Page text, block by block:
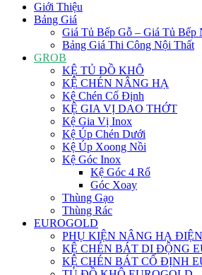
Giới Thiệu
Bảng Giá
Giá Tủ Bếp Gỗ – Giá Tủ Bếp
Bảng Giá Thi Công Nội Thất
GROB
KỆ TỦ ĐỒ KHÔ
KỆ CHÉN NÂNG HẠ
Kệ Chén Cố Định
KỆ GIA VỊ DAO THỚT
Kệ Gia Vị Inox
Kệ Úp Chén Dưới
Kệ Úp Xoong Nồi
Kệ Góc Inox
Kệ Góc 4 Rổ
Góc Xoay
Thùng Gạo
Thùng Rác
EUROGOLD
PHỤ KIỆN NÂNG HẠ ĐIỆN
KỆ CHÉN BÁT DI ĐỘNG
KỆ CHÉN BÁT CỐ ĐỊNH